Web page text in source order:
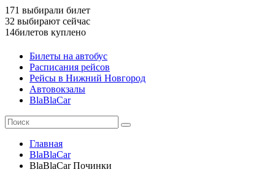
171 выбирали билет
32 выбирают сейчас
14билетов куплено
Билеты на автобус
Расписания рейсов
Рейсы в Нижний Новгород
Автовокзалы
BlaBlaCar
Главная
BlaBlaCar
BlaBlaCar Починки